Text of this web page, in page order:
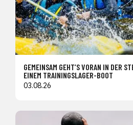
GEMEINSAM GEHT’S VORAN IN DER
EINEM TRAININGSLAGER-BOOT
03.08.26